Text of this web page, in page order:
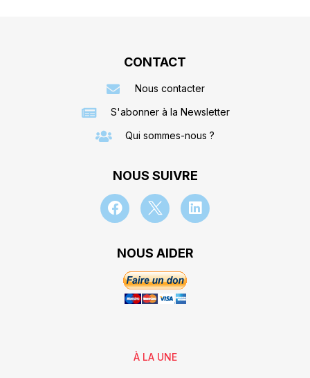
CONTACT
Nous contacter
S'abonner à la Newsletter
Qui sommes-nous ?
NOUS SUIVRE
NOUS AIDER
À LA UNE